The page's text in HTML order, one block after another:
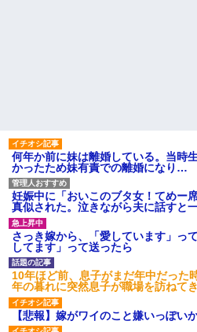
何年か前に妹は離婚している。当時
かったため妹有責での離婚になり…
妊娠中に「おいこのブタ女！てめー
真似された。泣きながら夫に話すと
さっき嫁から、「愛しています」っ
してます」って送ったら
10年ほど前、息子がまだ年中だった
年の暮れに突然息子が職場を訪ねてき
【悲報】嫁がワイのこと嫌いっぽい